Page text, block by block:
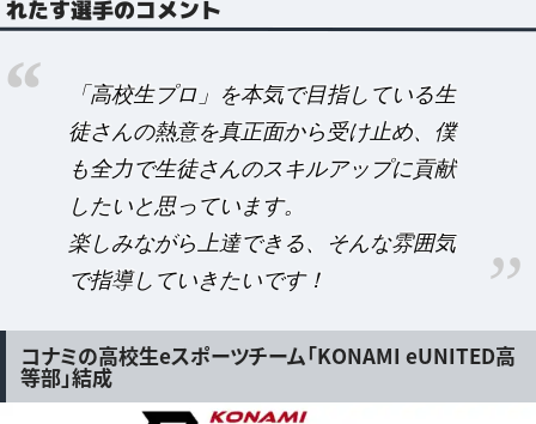
れたす選手のコメント
「高校生プロ」を本気で目指している生
徒さんの熱意を真正面から受け止め、僕
も全力で生徒さんのスキルアップに貢献
したいと思っています。
楽しみながら上達できる、そんな雰囲気
で指導していきたいです！
コナミの高校生eスポーツチーム「KONAMI eUNITED高
等部」結成